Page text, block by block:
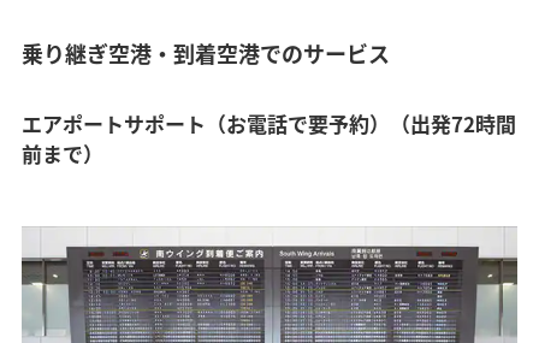
乗り継ぎ空港・到着空港でのサービス
エアポートサポート（お電話で要予約）（出発72時間
前まで）